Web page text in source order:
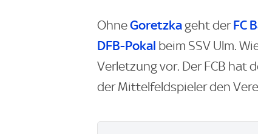
OhneGoretzka geht derFC
DFB-Pokal beim SSV Ulm.
Verletzung vor. Der FCB hat
der Mittelfeldspieler den